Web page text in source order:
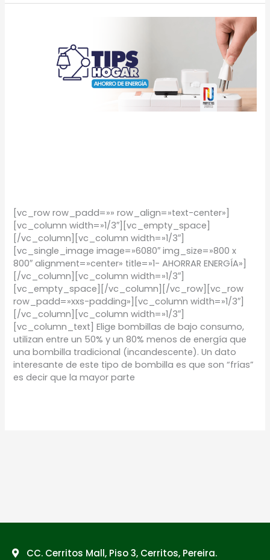
[vc_row row_padd=»» row_align=»text-center»]
[vc_column width=»1/3″][vc_empty_space]
[/vc_column][vc_column width=»1/3″]
[vc_single_image image=»6080″ img_size=»800 x
800″ alignment=»center» title=»1- AHORRAR ENERGÍA»]
[/vc_column][vc_column width=»1/3″]
[vc_empty_space][/vc_column][/vc_row][vc_row
row_padd=»xxs-padding»][vc_column width=»1/3″]
[/vc_column][vc_column width=»1/3″]
[vc_column_text] Elige bombillas de bajo consumo,
utilizan entre un 50% y un 80% menos de energía que
una bombilla tradicional (incandescente). Un dato
interesante de este tipo de bombilla es que son “frías”
es decir que la mayor parte
CC. Cerritos Mall, Piso 3, Cerritos, Pereira.